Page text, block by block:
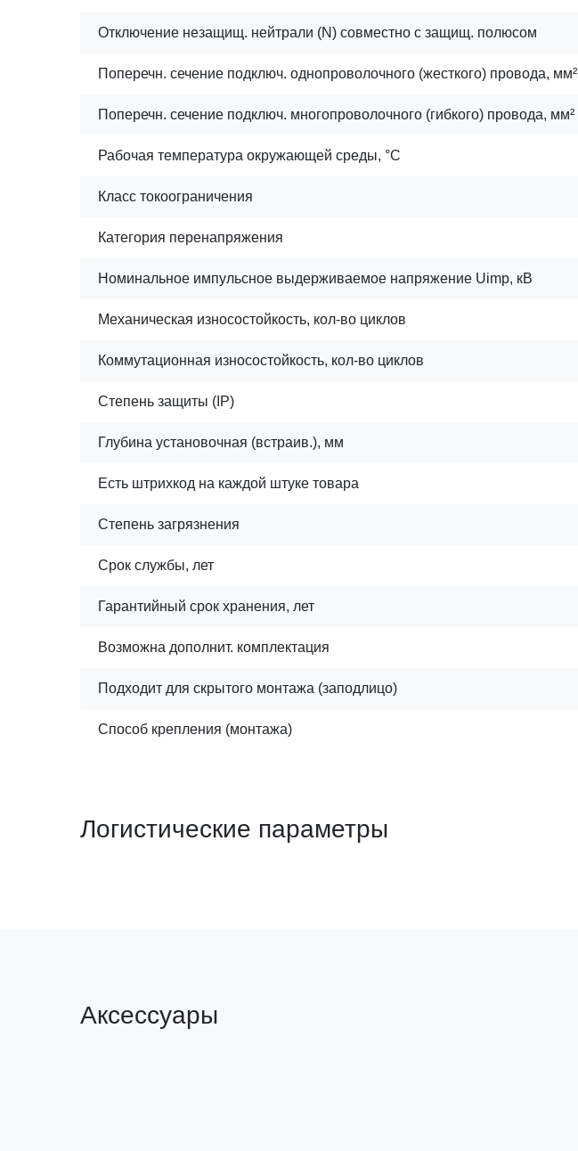
Отключение незащищ. нейтрали (N) совместно с защищ. полюсом
Поперечн. сечение подключ. однопроволочного (жесткого) провода, мм²
Поперечн. сечение подключ. многопроволочного (гибкого) провода, мм²
Рабочая температура окружающей среды, °C
Класс токоограничения
Категория перенапряжения
Номинальное импульсное выдерживаемое напряжение Uimp, кВ
Механическая износостойкость, кол-во циклов
Коммутационная износостойкость, кол-во циклов
Степень защиты (IP)
Глубина установочная (встраив.), мм
Есть штрихкод на каждой штуке товара
Степень загрязнения
Срок службы, лет
Гарантийный срок хранения, лет
Возможна дополнит. комплектация
Подходит для скрытого монтажа (заподлицо)
Способ крепления (монтажа)
Логистические параметры
Аксессуары